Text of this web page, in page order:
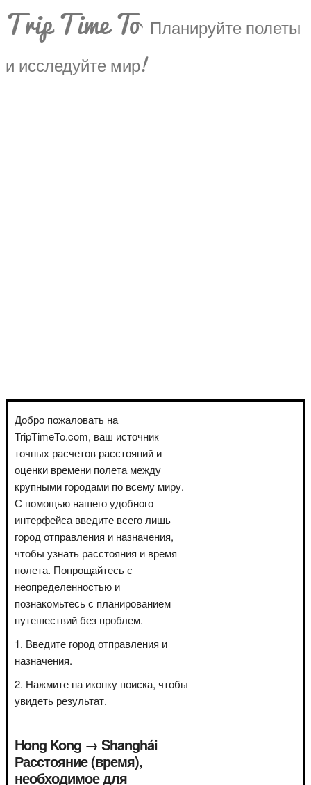
Trip Time To Планируйте полеты
и исследуйте мир!
Добро пожаловать на
TripTimeTo.com, ваш источник
точных расчетов расстояний и
оценки времени полета между
крупными городами по всему миру.
С помощью нашего удобного
интерфейса введите всего лишь
город отправления и назначения,
чтобы узнать расстояния и время
полета. Попрощайтесь с
неопределенностью и
познакомьтесь с планированием
путешествий без проблем.
Введите город отправления и
назначения.
Нажмите на иконку поиска, чтобы
увидеть результат.
Hong Kong → Shanghái
Расстояние (время),
необходимое для